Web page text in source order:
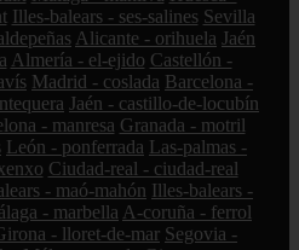
Illes-balears - ses-salines Sevilla
Alicante - orihuela Jaén
Almería - el-ejido Castellón -
Madrid - coslada Barcelona -
Jaén - castillo-de-locubín
- manresa Granada - motril
León - ponferrada Las-palmas -
Ciudad-real - ciudad-real
- maó-mahón Illes-balears -
- marbella A-coruña - ferrol
- lloret-de-mar Segovia -